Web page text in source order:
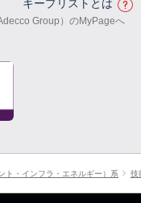
キープリストとは
Group）のMyPageへ
ト・インフラ・エネルギー）系 技